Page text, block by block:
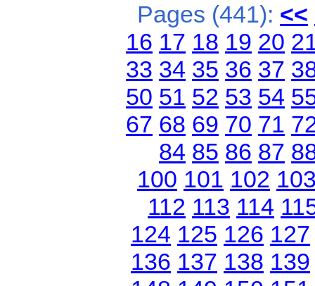
Pages (441): <<
16 17 18 19 20
33 34 35 36 37
50 51 52 53 54
67 68 69 70 71
84 85 86 87
100 101 102
112 113 114
124 125 126 127
136 137 138 139